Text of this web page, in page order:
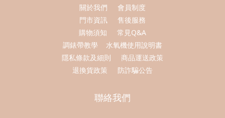
關於我們
會員制度
門市資訊
售後服務
購物須知
常見Q&A
調錶帶教學
水氧機使用說明書
隱私條款及細則
商品運送政策
退換貨政策
防詐騙公告
聯絡我們